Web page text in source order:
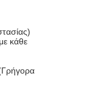
κάθε